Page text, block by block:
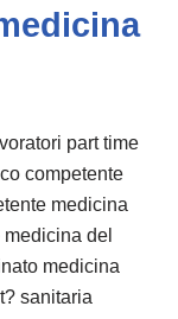
part time
competente
medicina
del
medicina
sanitaria